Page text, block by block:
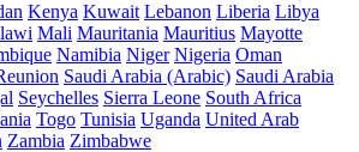
Kenya Kuwait Lebanon Liberia Libya
Mali Mauritania Mauritius Mayotte
Namibia Niger Nigeria Oman
Saudi Arabia (Arabic) Saudi Arabia
Seychelles Sierra Leone South Africa
Togo Tunisia Uganda United Arab
Zambia Zimbabwe